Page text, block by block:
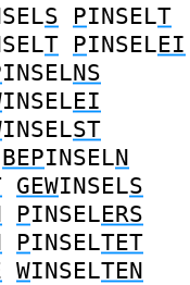
S PINSELT
T PINSELEI
INSELNS
INSELEI
INSELST
BEPINSELN
GEWINSELS
PINSELERS
PINSELTET
WINSELTEN